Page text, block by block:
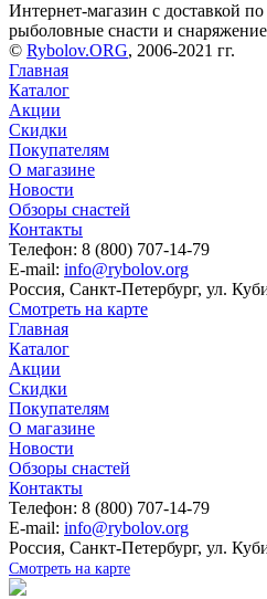
Интернет-магазин с доставкой
рыболовные снасти и
© Rybolov.ORG, 2006-2021 гг.
Главная
Каталог
Акции
Скидки
Покупателям
О магазине
Новости
Обзоры снастей
Контакты
Телефон: 8 (800) 707-14-79
E-mail: info@rybolov.org
Россия, Санкт-Петербург, ул.
Смотреть на карте
Главная
Каталог
Акции
Скидки
Покупателям
О магазине
Новости
Обзоры снастей
Контакты
Телефон: 8 (800) 707-14-79
E-mail: info@rybolov.org
Россия, Санкт-Петербург, ул.
Смотреть на карте